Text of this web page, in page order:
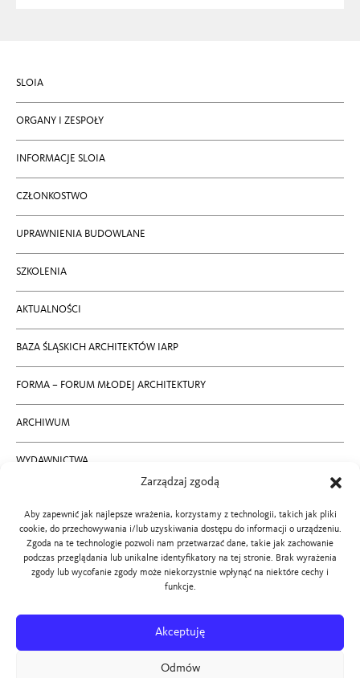
Zarządzaj zgodą
Aby zapewnić jak najlepsze wrażenia, korzystamy z technologii, takich jak pliki
cookie, do przechowywania i/lub uzyskiwania dostępu do informacji o urządzeniu.
Zgoda na te technologie pozwoli nam przetwarzać dane, takie jak zachowanie
podczas przeglądania lub unikalne identyfikatory na tej stronie. Brak wyrażenia
zgody lub wycofanie zgody może niekorzystnie wpłynąć na niektóre cechy i
funkcje.
Akceptuję
Odmów
SLOIA
ORGANY I ZESPOŁY
INFORMACJE SLOIA
CZŁONKOSTWO
UPRAWNIENIA BUDOWLANE
SZKOLENIA
AKTUALNOŚCI
BAZA ŚLĄSKICH ARCHITEKTÓW IARP
FORMA – FORUM MŁODEJ ARCHITEKTURY
ARCHIWUM
WYDAWNICTWA
BIP SLOIARP
ROMAN KACZMARCZYK,